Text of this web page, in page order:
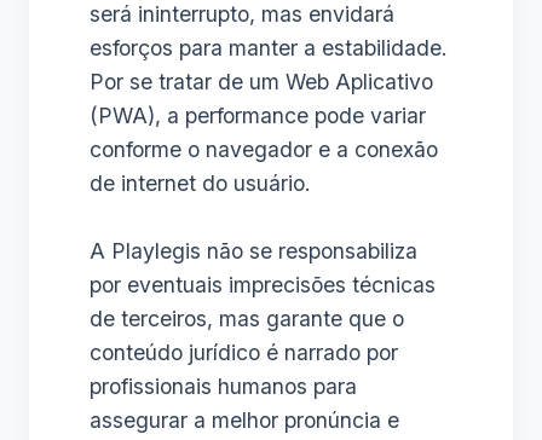
será ininterrupto, mas envidará
esforços para manter a estabilidade.
Por se tratar de um Web Aplicativo
(PWA), a performance pode variar
conforme o navegador e a conexão
de internet do usuário.
A Playlegis não se responsabiliza
por eventuais imprecisões técnicas
de terceiros, mas garante que o
conteúdo jurídico é narrado por
profissionais humanos para
assegurar a melhor pronúncia e